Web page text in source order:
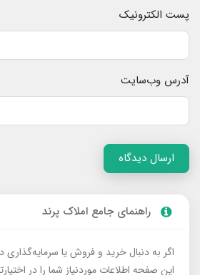
پست الکترونیک
آدرس وب‌سایت
ارسال دیدگاه
راهنمای جامع املاک پرند
اگر به دنبال خرید و فروش یا سرمایه‌گذاری
این صفحه اطلاعات موردنیاز شما را در